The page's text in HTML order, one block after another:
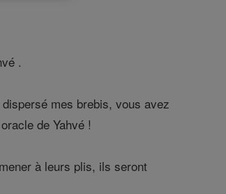
.
mes brebis, vous avez
de Yahvé !
à leurs plis, ils seront